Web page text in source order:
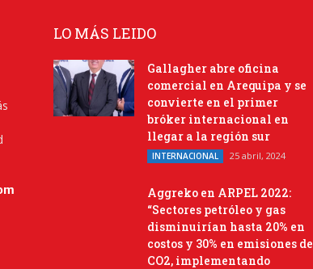
LO MÁS LEIDO
Gallagher abre oficina
comercial en Arequipa y se
convierte en el primer
bróker internacional en
llegar a la región sur
INTERNACIONAL 25 abril, 2024
Aggreko en ARPEL 2022:
“Sectores petróleo y gas
disminuirían hasta 20% en
costos y 30% en emisiones de
CO2, implementando